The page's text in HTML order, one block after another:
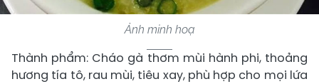
Ảnh minh hoạ
Thành phẩm: Cháo gà thơm mùi hành phi, thoảng
hương tía tô, rau mùi, tiêu xay, phù hợp cho mọi lứa